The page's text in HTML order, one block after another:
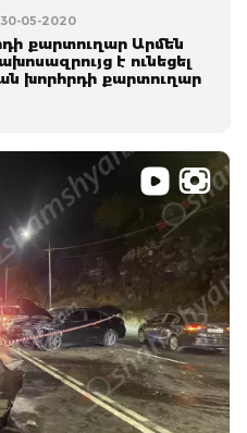
30-05-2020
քարտուղար Արմեն
է ունեցել
խորհրդի քարտուղար